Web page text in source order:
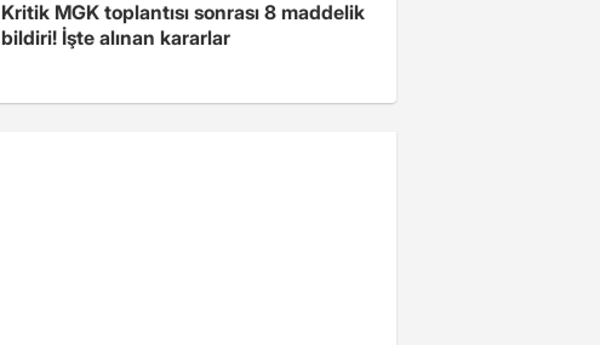
Kritik MGK toplantısı sonrası 8 maddelik
bildiri! İşte alınan kararlar